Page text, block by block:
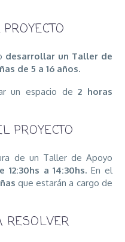
desarrollar un Taller de
de 5 a 16 años.
un espacio de2 horas
PROYECTO
de un Taller de Apoyo
12:30hs a 14:30hs. En el
que estarán a cargo de
RESOLVER